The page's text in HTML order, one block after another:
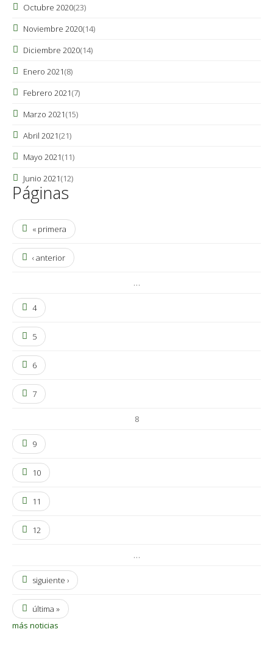
Octubre 2020(23)
Noviembre 2020(14)
Diciembre 2020(14)
Enero 2021(8)
Febrero 2021(7)
Marzo 2021(15)
Abril 2021(21)
Mayo 2021(11)
Junio 2021(12)
Páginas
« primera
‹ anterior
…
4
5
6
7
8
9
10
11
12
…
siguiente ›
última »
más noticias